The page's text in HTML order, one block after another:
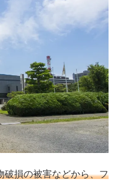
破損の被害などから、フ